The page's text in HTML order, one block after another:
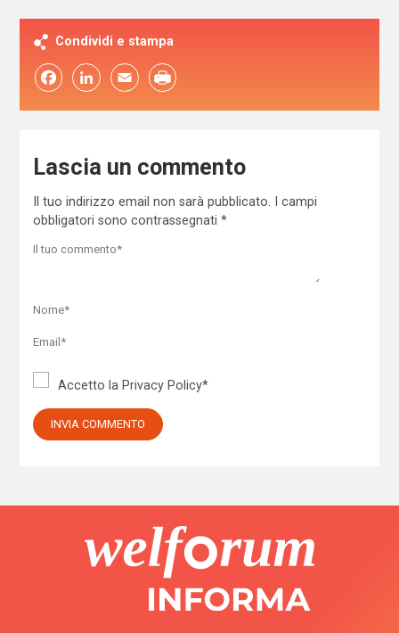
Condividi e stampa
FacebookLinkedIn Email
Lascia un commento
Il tuo indirizzo email non sarà pubblicato.
I campi
obbligatori sono contrassegnati *
Accetto la Privacy Policy*